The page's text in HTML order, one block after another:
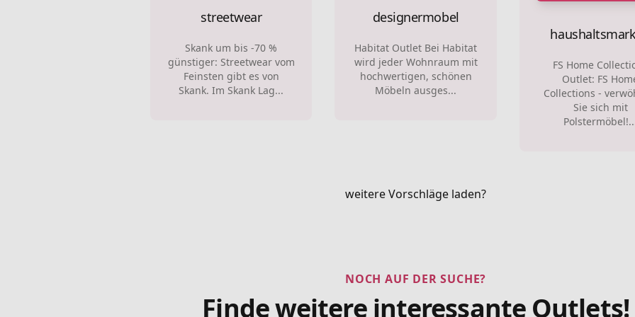
streetwear
Skank um bis -70 %
günstiger: Streetwear vom
Feinsten gibt es von
Skank. Im Skank Lag...
designermobel
Habitat Outlet Bei Habitat
wird jeder Wohnraum mit
hochwertigen, schönen
Möbeln ausges...
FS Home
Outlet: FS
Collections -
Sie sich mit
weitere Vorschläge laden?
NOCH AUF DER SUCHE?
Finde weitere interessante Outlets!